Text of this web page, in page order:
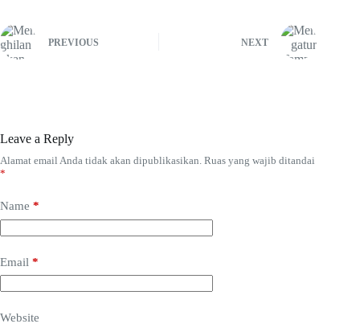
PREVIOUS NEXT
Leave a Reply
Alamat email Anda tidak akan dipublikasikan. Ruas yang wajib ditandai
*
Name *
Email *
Website